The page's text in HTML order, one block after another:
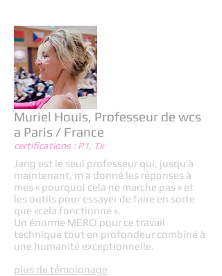
Muriel Houis, Professeur de wcs
a Paris / France
certifications : P1, Tx
Jang est le seul professeur qui, jusqu’à
maintenant, m’a donné les réponses à
mes « pourquoi cela ne marche pas » et
les outils pour essayer de faire en sorte
que «cela fonctionne ».
Un énorme MERCI pour ce travail
technique tout en profondeur combiné à
une humanité exceptionnelle.
plus de témoignage